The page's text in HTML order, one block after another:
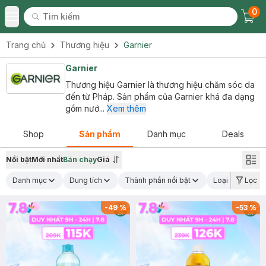
Toggle Menu
Tìm kiếm
Tìm kiếm
0
Trang chủ Thương hiệu Garnier
Garnier
Thương hiệu Garnier là thương hiệu chăm sóc da
đến từ Pháp. Sản phẩm của Garnier khá đa dạng
gồm nướ... Xem thêm
Shop Sản phẩm Danh mục Deals
Nổi bậtMới nhấtBán chạyGiá
Danh mục Dung tích Thành phần nổi bật Loại da Lọc
-49% -53%